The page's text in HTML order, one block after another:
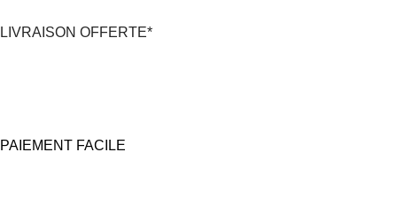
LIVRAISON OFFERTE*
PAIEMENT FACILE